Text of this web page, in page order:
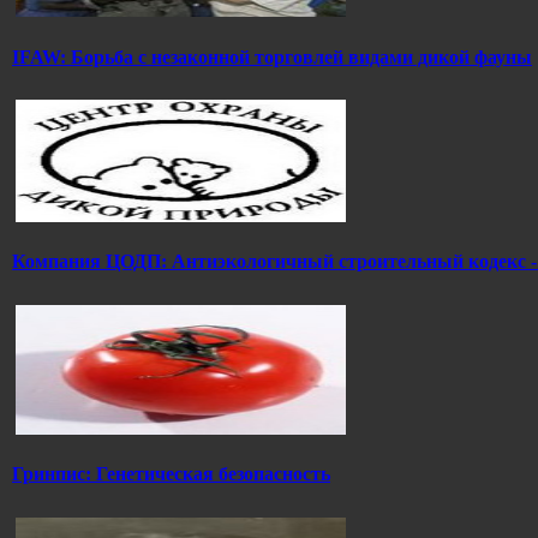
IFAW: Борьба с незаконной торговлей видами дикой фауны
Компания ЦОДП: Антиэкологичный строительный кодекс
Гринпис: Генетическая безопасность